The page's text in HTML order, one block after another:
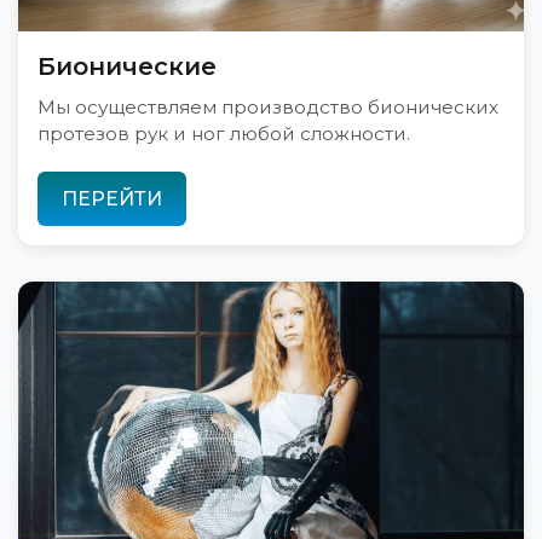
Бионические
Мы осуществляем производство бионических
протезов рук и ног любой сложности.
ПЕРЕЙТИ